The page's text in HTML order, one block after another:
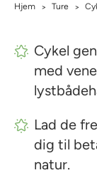
Hjem > Ture >
Cykel
med
Lad de
dig til
natur.